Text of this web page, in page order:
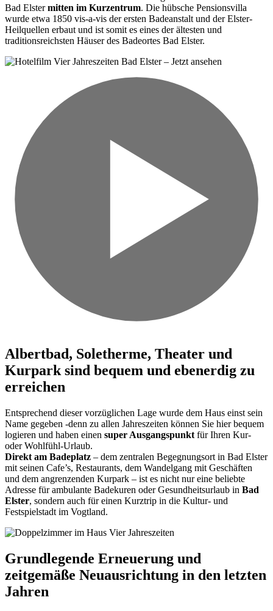
Bad Elstermitten im Kurzentrum. Die hübsche Pensionsvilla
wurde etwa 1850 vis-a-vis der ersten Badeanstalt und der Elster-
Heilquellen erbaut und ist somit es eines der ältesten und
traditionsreichsten Häuser des Badeortes Bad Elster.
Albertbad, Soletherme, Theater und
Kurpark sind bequem und ebenerdig zu
erreichen
Entsprechend dieser vorzüglichen Lage wurde dem Haus einst sein
Name gegeben -denn zu allen Jahreszeiten können Sie hier bequem
logieren und haben einen super Ausgangspunkt für Ihren Kur-
oder Wohlfühl-Urlaub.
Direkt am Badeplatz – dem zentralen Begegnungsort in Bad Elster
mit seinen Cafe’s, Restaurants, dem Wandelgang mit Geschäften
und dem angrenzenden Kurpark – ist es nicht nur eine beliebte
Adresse für ambulante Badekuren oder Gesundheitsurlaub in Bad
Elster, sondern auch für einen Kurztrip in die Kultur- und
Festspielstadt im Vogtland.
Grundlegende Erneuerung und
zeitgemäße Neuausrichtung in den letzten
Jahren